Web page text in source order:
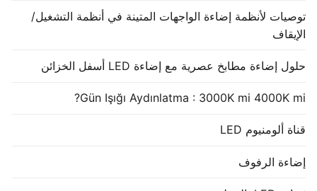
توصيات لأنظمة إضاءة الواجهات المتينة في أنظمة التشغيل/
الإيقاف
حلول إضاءة مطابخ عصرية مع إضاءة LED أسفل الخزائن
Gün Işığı Aydınlatma : 3000K mi 4000K mi?
قناة ألومنيوم LED
إضاءة الرفوف